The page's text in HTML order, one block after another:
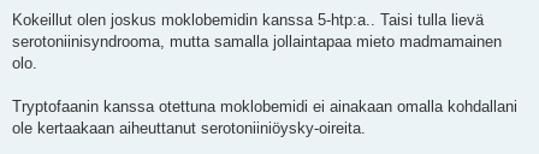
Kokeillut olen joskus moklobemidin kanssa 5-htp:a.. Taisi tulla lievä
serotoniinisyndrooma, mutta samalla jollaintapaa mieto madmamainen
olo.
Tryptofaanin kanssa otettuna moklobemidi ei ainakaan omalla kohdallani
ole kertaakaan aiheuttanut serotoniiniöysky-oireita.